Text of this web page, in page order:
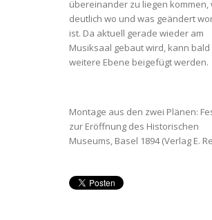
übereinander zu liegen kommen,
deutlich wo und was geändert
ist. Da aktuell gerade wieder am
Musiksaal gebaut wird, kann bald
weitere Ebene beigefügt werden.
Montage aus den zwei Plänen:
zur Eröffnung des Historischen
Museums, Basel 1894 (Verlag E.